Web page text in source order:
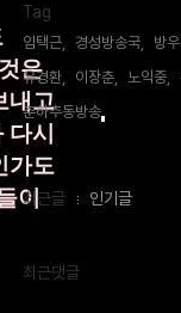
은
내고
다시
가도
이
Tag
임택근, 경성방송국, 방
유경환,
이장춘, 노익중,
춘하추동방송,
최
근
인
최근글 인기글
최근댓글